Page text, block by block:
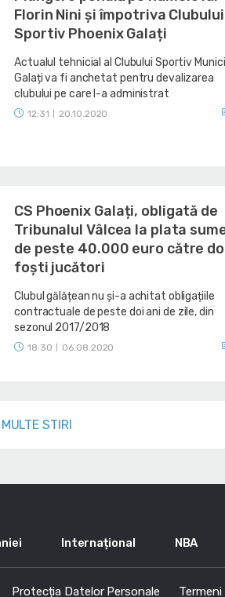
Florin Nini și împotriva Clubului
Sportiv Phoenix Galați
Actualul tehnicial al Clubului Sportiv
Galați va fi anchetat pentru devalizarea
clubului pe care l-a administrat
12:31 20.10.2020
CS Phoenix Galați, obligată de
Tribunalul Vâlcea la plata
de peste 40.000 euro către
foști jucători
Clubul gălățean nu și-a achitat obligațiile
contractuale de peste doi ani de zile, din
sezonul 2017/2018
18:30 06.08.2020
STIRI
Internațional NBA
Protecția Datelor Personale